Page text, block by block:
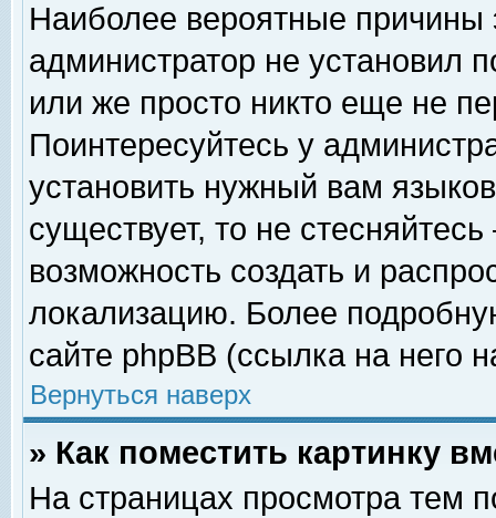
Наиболее вероятные причины
администратор не установил
или же просто никто еще не
Поинтересуйтесь у
установить нужный вам
существует, то не
возможность создать и
локализацию. Более
сайте phpBB (ссылка на него
Вернуться наверх
» Как поместить картинку
На страницах просмотра тем